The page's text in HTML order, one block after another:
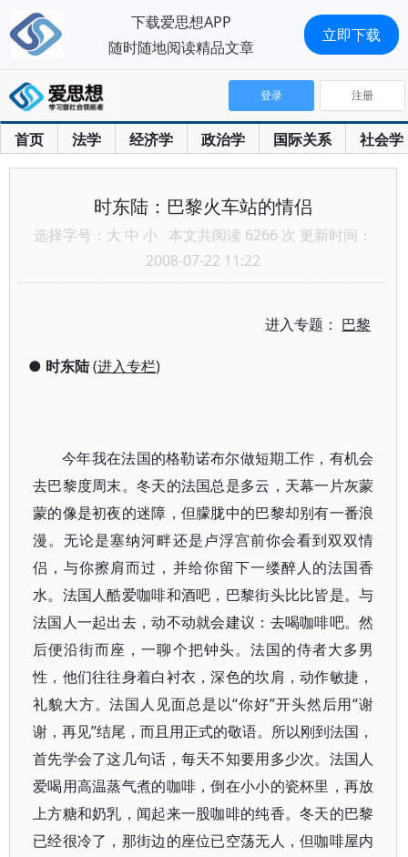
首页 法学 经济学 政治学 国际关系 社会学
登录 注册
时东陆：巴黎火车站的情侣
选择字号： 大 中 小 本文共阅读 6266 次 更新时间：
2008-07-22 11:22
进入专题： 巴黎
● 时东陆(进入专栏)
今年我在法国的格勒诺布尔做短期工作，有机会
去巴黎度周末。冬天的法国总是多云，天幕一片灰蒙
蒙的像是初夜的迷障，但朦胧中的巴黎却别有一番浪
漫。无论是塞纳河畔还是卢浮宫前你会看到双双情
侣，与你擦肩而过，并给你留下一缕醉人的法国香
水。法国人酷爱咖啡和酒吧，巴黎街头比比皆是。与
法国人一起出去，动不动就会建议：去喝咖啡吧。然
后便沿街而座，一聊个把钟头。法国的侍者大多男
性，他们往往身着白衬衣，深色的坎肩，动作敏捷，
礼貌大方。法国人见面总是以“你好”开头然后用“谢
谢，再见”结尾，而且用正式的敬语。所以刚到法国，
首先学会了这几句话，每天不知要用多少次。法国人
爱喝用高温蒸气煮的咖啡，倒在小小的瓷杯里，再放
上方糖和奶乳，闻起来一股咖啡的纯香。冬天的巴黎
已经很冷了，那街边的座位已空荡无人，但咖啡屋内
下载爱思想APP
随时随地阅读精品文章
立即下载